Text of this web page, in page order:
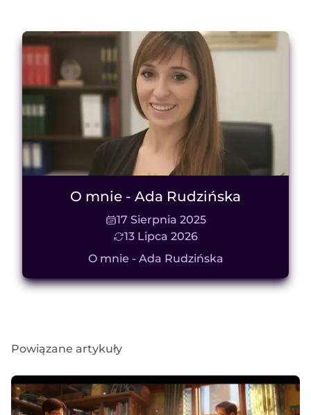
O mnie - Ada Rudzińska
17 Sierpnia 2025
13 Lipca 2026
O mnie - Ada Rudzińska
Powiązane artykuły